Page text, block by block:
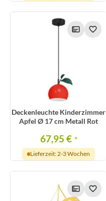
Deckenleuchte Kinderzimmer
Apfel Ø 17 cm Metall Rot
67,95 € *
Lieferzeit: 2-3 Wochen